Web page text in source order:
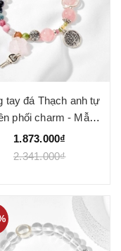
tay đá Thạch anh tự
phối charm - Mẫu
- Ngọc Quý
1.873.000₫
2.341.000₫